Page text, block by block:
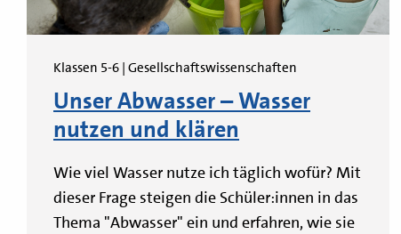
Klassen 5-6 | Gesellschaftswissenschaften
Unser Abwasser – Wasser
nutzen und klären
Wie viel Wasser nutze ich täglich wofür? Mit
dieser Frage steigen die Schüler:innen in das
Thema "Abwasser" ein und erfahren, wie sie